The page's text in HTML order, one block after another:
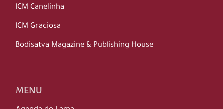
ICM Canelinha
ICM Graciosa
Bodisatva Magazine & Publishing House
MENU